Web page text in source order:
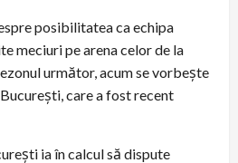
posibilitatea ca echipa
meciuri pe arena celor de la
următor, acum se vorbește
care a fost recent
ia în calcul să dispute